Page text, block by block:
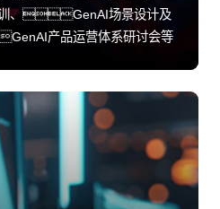
训、GenAI场景设计及
产品运营体系研讨会等